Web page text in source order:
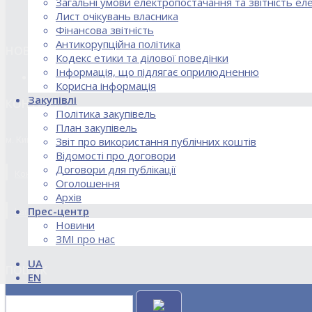
Лист очікувань власника
Фінансова звітність
Антикорупційна політика
Кодекс етики та ділової поведінки
Інформація, що підлягає оприлюдненню
Корисна інформація
Закупівлі
Політика закупівель
План закупівель
Звіт про використання публічних коштів
Відомості про договори
Договори для публікації
Оголошення
Архів
Прес-центр
Новини
ЗМІ про нас
UA
EN
НОВИНИ
18.02.2026 Стартував процес реорганізації ДПЗД
КОНТАКТИ
м. Київ, вул. Кирилівська, 85
Контакти договірного відділу, розрахункового відділу та відділу
kanc@uie.kiev.ua
ПОШУК